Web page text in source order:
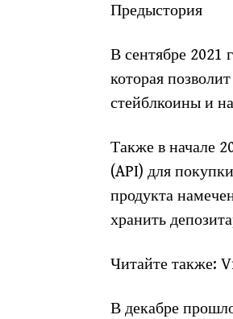
Предыстория
В сентябре 2021
которая
стейблкоины и
Также в начале
(API) для
продукта
хранить
Читайте также:
В декабре